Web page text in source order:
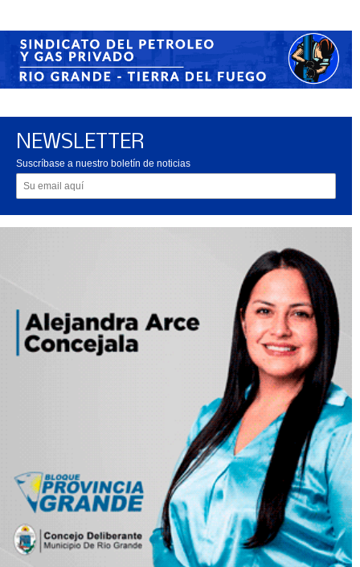
NEWSLETTER
Suscríbase a nuestro boletín de noticias